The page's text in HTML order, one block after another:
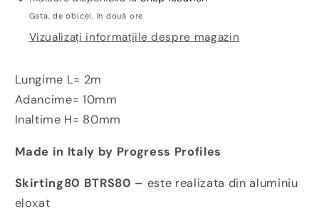
inaltime
Skirting
BTRS80
inaltime
Skirting
BTRS80
Gata, de obicei, în două ore
Vizualizați informațiile despre magazin
Lungime L= 2m
Adancime= 10mm
Inaltime H= 80mm
Made in Italy by Progress Profiles
Skirting80 BTRS80 – este realizata din aluminiu
eloxat